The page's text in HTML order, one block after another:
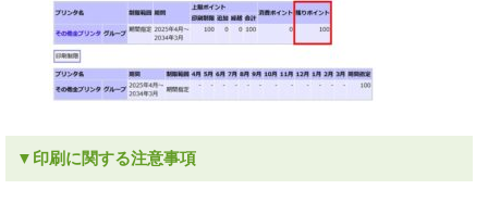
▼印刷に関する注意事項